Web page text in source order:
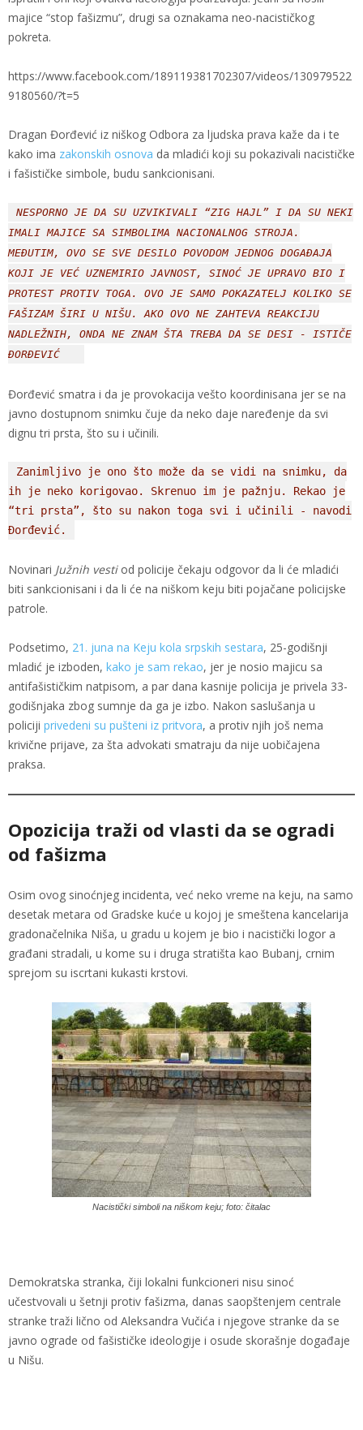
majice “stop fašizmu”, drugi sa oznakama neo-nacističkog
pokreta.
https://www.facebook.com/189119381702307/videos/130979522
9180560/?t=5
Dragan Đorđević iz niškog Odbora za ljudska prava kaže da i te
kako ima zakonskih osnova da mladići koji su pokazivali nacističke
i fašističke simbole, budu sankcionisani.
NESPORNO JE DA SU UZVIKIVALI “ZIG HAJL” I DA SU NEKI
IMALI MAJICE SA SIMBOLIMA NACIONALNOG STROJA.
MEĐUTIM, OVO SE SVE DESILO POVODOM JEDNOG DOGAĐAJA
KOJI JE VEĆ UZNEMIRIO JAVNOST, SINOĆ JE UPRAVO BIO I
PROTEST PROTIV TOGA. OVO JE SAMO POKAZATELJ KOLIKO SE
FAŠIZAM ŠIRI U NIŠU. AKO OVO NE ZAHTEVA REAKCIJU
NADLEŽNIH, ONDA NE ZNAM ŠTA TREBA DA SE DESI - ISTIČE
ĐORĐEVIĆ
Đorđević smatra i da je provokacija vešto koordinisana jer se na
javno dostupnom snimku čuje da neko daje naređenje da svi
dignu tri prsta, što su i učinili.
Zanimljivo je ono što može da se vidi na snimku, da
ih je neko korigovao. Skrenuo im je pažnju. Rekao je
“tri prsta”, što su nakon toga svi i učinili - navodi
Đorđević.
Novinari Južnih vesti od policije čekaju odgovor da li će mladići
biti sankcionisani i da li će na niškom keju biti pojačane policijske
patrole.
Podsetimo, 21. juna na Keju kola srpskih sestara, 25-godišnji
mladić je izboden, kako je sam rekao, jer je nosio majicu sa
antifašističkim natpisom, a par dana kasnije policija je privela 33-
godišnjaka zbog sumnje da ga je izbo. Nakon saslušanja u
policiji privedeni su pušteni iz pritvora, a protiv njih još nema
krivične prijave, za šta advokati smatraju da nije uobičajena
praksa.
Opozicija traži od vlasti da se ogradi
od fašizma
Osim ovog sinoćnjeg incidenta, već neko vreme na keju, na samo
desetak metara od Gradske kuće u kojoj je smeštena kancelarija
gradonačelnika Niša, u gradu u kojem je bio i nacistički logor a
građani stradali, u kome su i druga stratišta kao Bubanj, crnim
sprejom su iscrtani kukasti krstovi.
Nacistički simboli na niškom keju; foto: čitalac
Demokratska stranka, čiji lokalni funkcioneri nisu sinoć
učestvovali u šetnji protiv fašizma, danas saopštenjem centrale
stranke traži lično od Aleksandra Vučića i njegove stranke da se
javno ograde od fašističke ideologije i osude skorašnje događaje
u Nišu.